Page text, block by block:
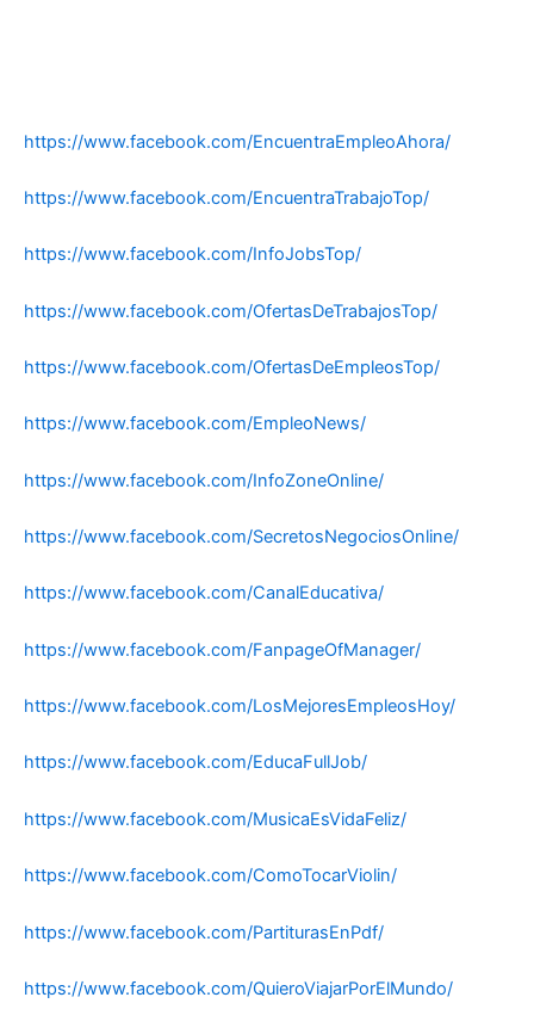
https://www.facebook.com/EncuentraEmpleoAhora/
https://www.facebook.com/EncuentraTrabajoTop/
https://www.facebook.com/InfoJobsTop/
https://www.facebook.com/OfertasDeTrabajosTop/
https://www.facebook.com/OfertasDeEmpleosTop/
https://www.facebook.com/EmpleoNews/
https://www.facebook.com/InfoZoneOnline/
https://www.facebook.com/SecretosNegociosOnline/
https://www.facebook.com/CanalEducativa/
https://www.facebook.com/FanpageOfManager/
https://www.facebook.com/LosMejoresEmpleosHoy/
https://www.facebook.com/EducaFullJob/
https://www.facebook.com/MusicaEsVidaFeliz/
https://www.facebook.com/ComoTocarViolin/
https://www.facebook.com/PartiturasEnPdf/
https://www.facebook.com/QuieroViajarPorElMundo/